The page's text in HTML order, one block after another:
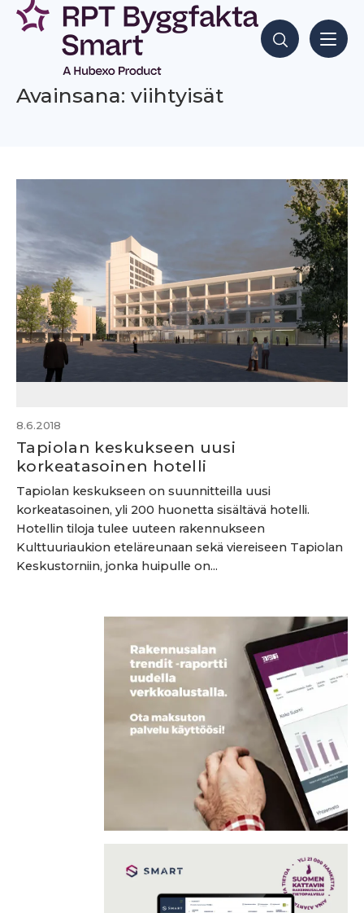
Siirry
sisältöön
Hae sisältöjä
Avainsana: viihtyisät
8.6.2018
Tapiolan keskukseen uusi
korkeatasoinen hotelli
Tapiolan keskukseen on suunnitteilla uusi
korkeatasoinen, yli 200 huonetta sisältävä hotelli.
Hotellin tiloja tulee uuteen rakennukseen
Kulttuuriaukion eteläreunaan sekä viereiseen Tapiolan
Keskustorniin, jonka huipulle on...